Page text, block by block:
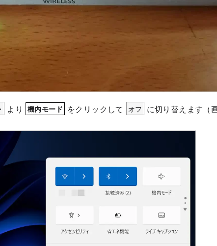
より 機内モード をクリックして オフ に切り替えます（